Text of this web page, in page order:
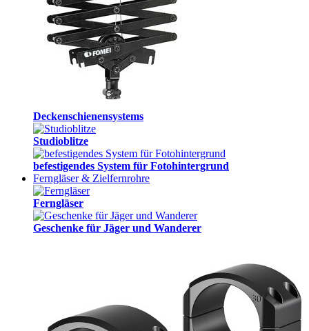
Deckenschienensystems
Studioblitze
befestigendes System für Fotohintergrund
Ferngläser & Zielfernrohre
Ferngläser
Geschenke für Jäger und Wanderer